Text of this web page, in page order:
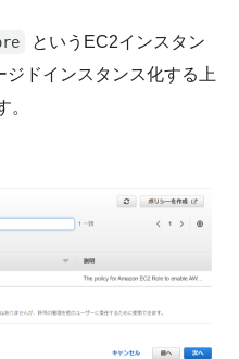
というEC2インスタン
ドインスタンス化する上
。